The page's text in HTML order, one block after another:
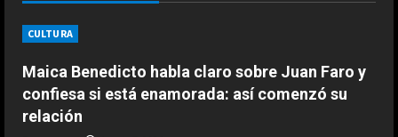
e
R
e
CULTURA
Maica Benedicto habla claro sobre Juan Faro y
confiesa si está enamorada: así comenzó su
relación
“Djokovic dice eso porque se está
haciendo mayor”: dura respuesta
de Fonseca a Novak